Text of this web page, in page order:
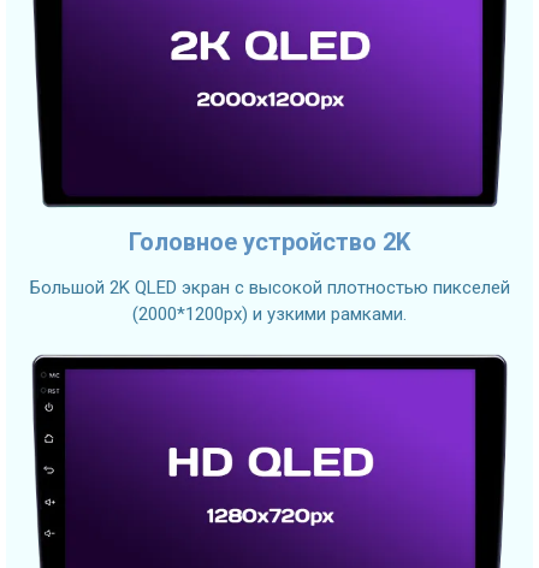
Головное устройство 2K
Большой 2K QLED экран с высокой плотностью пикселей
(2000*1200px) и узкими рамками.